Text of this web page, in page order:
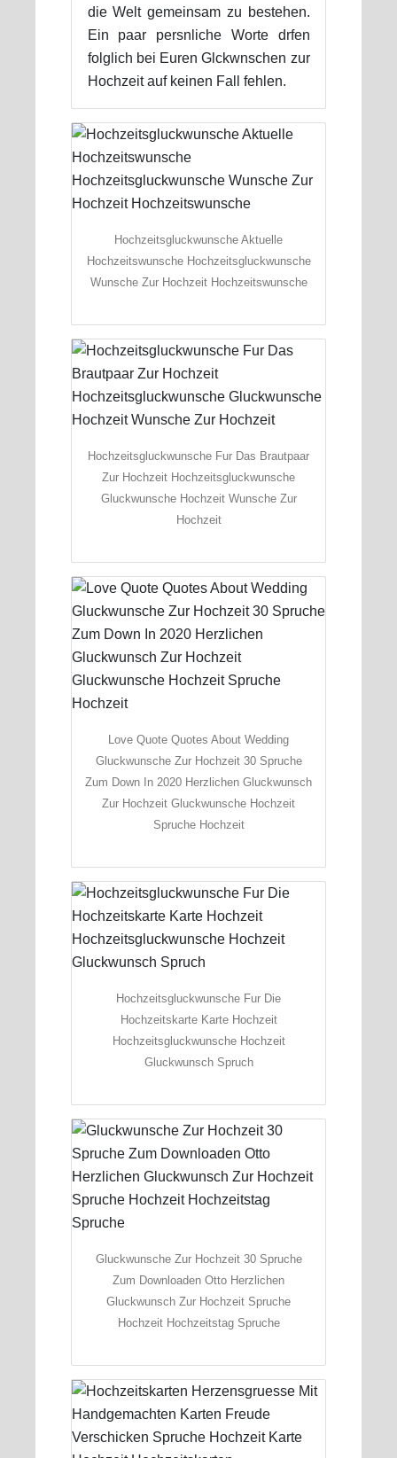
die Welt gemeinsam zu bestehen.
Ein paar persnliche Worte drfen
folglich bei Euren Glckwnschen zur
Hochzeit auf keinen Fall fehlen.
Hochzeitsgluckwunsche Aktuelle
Hochzeitswunsche Hochzeitsgluckwunsche
Wunsche Zur Hochzeit Hochzeitswunsche
Hochzeitsgluckwunsche Fur Das Brautpaar
Zur Hochzeit Hochzeitsgluckwunsche
Gluckwunsche Hochzeit Wunsche Zur
Hochzeit
Love Quote Quotes About Wedding
Gluckwunsche Zur Hochzeit 30 Spruche
Zum Down In 2020 Herzlichen Gluckwunsch
Zur Hochzeit Gluckwunsche Hochzeit
Spruche Hochzeit
Hochzeitsgluckwunsche Fur Die
Hochzeitskarte Karte Hochzeit
Hochzeitsgluckwunsche Hochzeit
Gluckwunsch Spruch
Gluckwunsche Zur Hochzeit 30 Spruche
Zum Downloaden Otto Herzlichen
Gluckwunsch Zur Hochzeit Spruche
Hochzeit Hochzeitstag Spruche